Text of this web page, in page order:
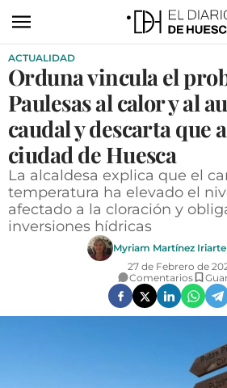
ACTUALIDAD
ECONOMÍA
TECNOLOGÍA
TURISMO
AGROALIMENTACIÓN
DEPORTES
ACTUALIDAD
Orduna vincula el
Paulesas al calor y al
caudal y descarta que
ciudad de Huesca
La alcaldesa explica que el
temperatura ha elevado el
afectado a la cloración y
inversiones hídricas
Myriam Martínez Iriarte
27 de Febrero de
Comentarios